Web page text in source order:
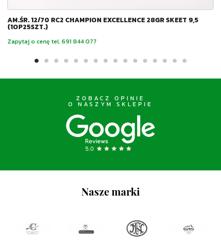
AM.ŚR. 12/70 RC2 CHAMPION EXCELLENCE 28GR SKEET 9,5
(1OP25SZT.)
Zapytaj o cenę tel. 691 844 077
ZOBACZ OPINIE
O NASZYM SKLEPIE
Nasze marki